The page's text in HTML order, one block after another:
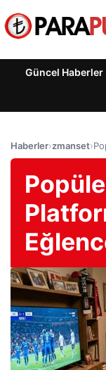
Güncel Haberler
Haberler›zmanset›